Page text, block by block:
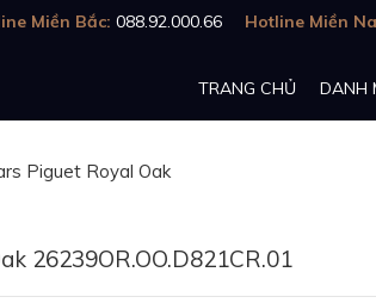
Miền Bắc: 088.92.000.66 Hotline Miền
TRANG CHỦ DANH
Piguet Royal Oak
26239OR.OO.D821CR.01